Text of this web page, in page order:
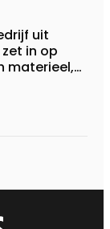
uit
in op
materieel,